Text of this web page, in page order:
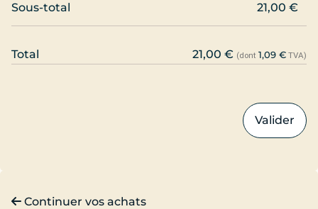
21,00 €
21,00 € (dont 1,09 € TVA)
Valider
Continuer vos achats